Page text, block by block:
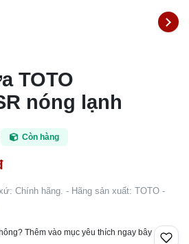
TOTO
nóng lạnh
Còn hàng
Chính hãng. - Hãng sản xuất: TOTO -
Thêm vào mục yêu thích ngay bây